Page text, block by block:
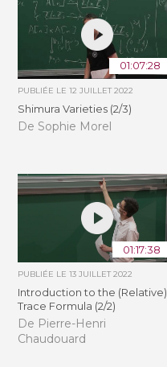
01:07:28
PUBLIÉE LE12 JUILLET 2022
Shimura Varieties (2/3)
De Sophie Morel
01:17:38
PUBLIÉE LE13 JUILLET 2022
Introduction to the (Relative)
Trace Formula (2/2)
De Pierre-Henri
Chaudouard